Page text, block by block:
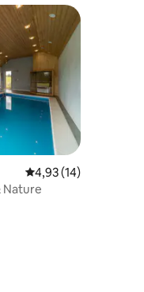
4,93 de uma
4,93 (14)
Nature